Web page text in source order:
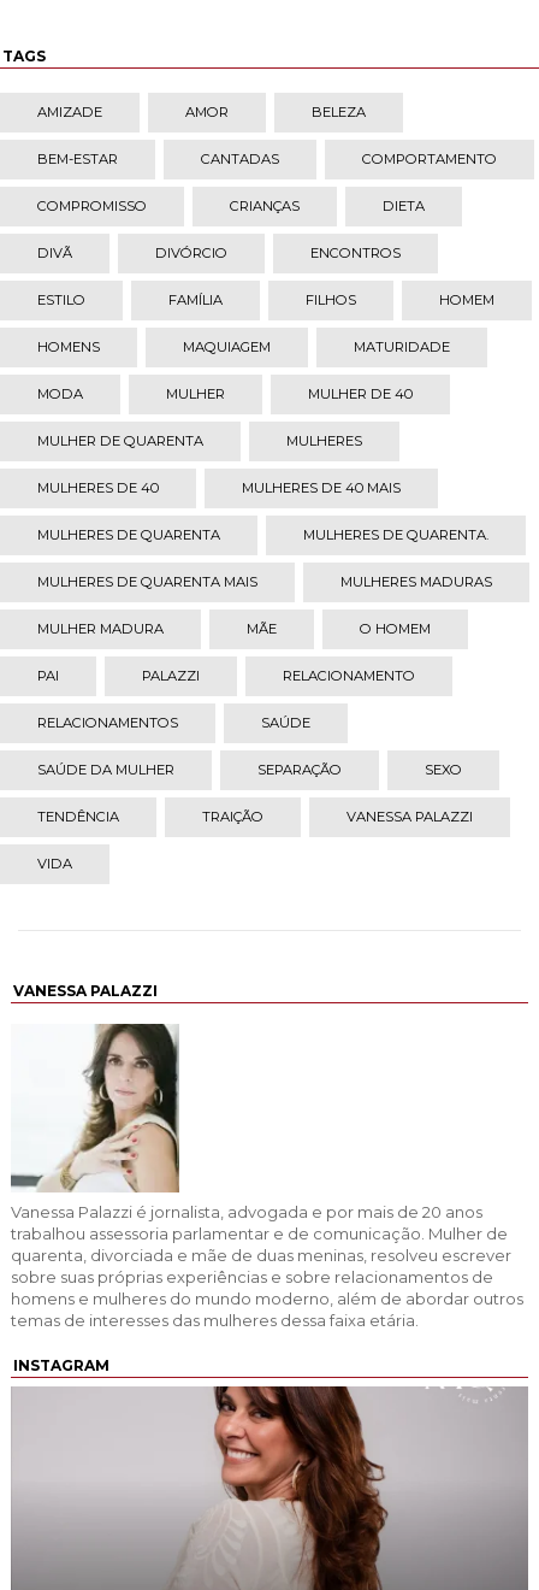
TAGS
AMIZADE AMOR BELEZA
BEM-ESTAR CANTADAS COMPORTAMENTO
COMPROMISSO CRIANÇAS DIETA
DIVÃ DIVÓRCIO ENCONTROS
ESTILO FAMÍLIA FILHOS HOMEM
HOMENS MAQUIAGEM MATURIDADE
MODA MULHER MULHER DE 40
MULHER DE QUARENTA MULHERES
MULHERES DE 40 MULHERES DE 40 MAIS
MULHERES DE QUARENTA MULHERES DE QUARENTA.
MULHERES DE QUARENTA MAIS MULHERES MADURAS
MULHER MADURA MÃE O HOMEM
PAI PALAZZI RELACIONAMENTO
RELACIONAMENTOS SAÚDE
SAÚDE DA MULHER SEPARAÇÃO SEXO
TENDÊNCIA TRAIÇÃO VANESSA PALAZZI
VIDA
VANESSA PALAZZI
Vanessa Palazzi é jornalista, advogada e por mais de 20 anos
trabalhou assessoria parlamentar e de comunicação. Mulher de
quarenta, divorciada e mãe de duas meninas, resolveu escrever
sobre suas próprias experiências e sobre relacionamentos de
homens e mulheres do mundo moderno, além de abordar outros
temas de interesses das mulheres dessa faixa etária.
INSTAGRAM